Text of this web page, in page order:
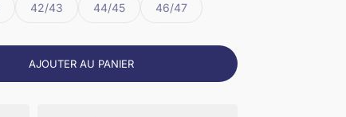
42/43 44/45 46/47
AJOUTER AU PANIER